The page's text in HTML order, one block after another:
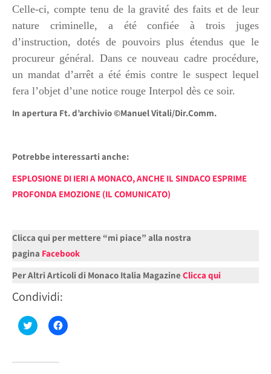
Celle-ci, compte tenu de la gravité des faits et de leur
nature criminelle, a été confiée à trois juges
d’instruction, dotés de pouvoirs plus étendus que le
procureur général. Dans ce nouveau cadre procédure,
un mandat d’arrêt a été émis contre le suspect lequel
fera l’objet d’une notice rouge Interpol dès ce soir.
In apertura Ft. d’archivio ©Manuel Vitali/Dir.Comm.
Potrebbe interessarti anche:
ESPLOSIONE DI IERI A MONACO, ANCHE IL SINDACO ESPRIME
PROFONDA EMOZIONE (IL COMUNICATO)
Clicca qui per mettere “mi piace” alla nostra
pagina Facebook
Per Altri Articoli di Monaco Italia Magazine Clicca qui
Condividi:
Fai
clic
su
Fai
clic